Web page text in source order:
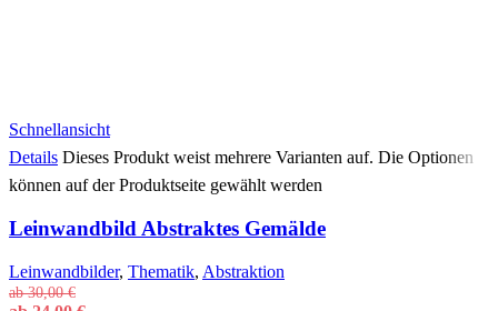
Schnellansicht
Details Dieses Produkt weist mehrere Varianten auf. Die Optionen
können auf der Produktseite gewählt werden
Leinwandbild Abstraktes Gemälde
Leinwandbilder, Thematik, Abstraktion
ab30,00€